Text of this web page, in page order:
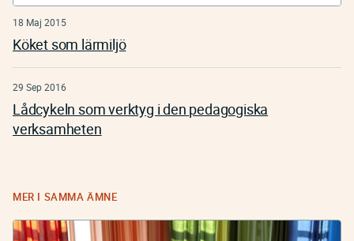
18 Maj 2015
Köket som lärmiljö
29 Sep 2016
Lådcykeln som verktyg i den pedagogiska
verksamheten
MER I SAMMA ÄMNE